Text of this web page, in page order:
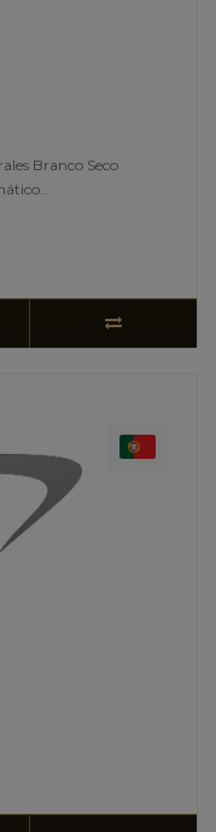
Branco Seco